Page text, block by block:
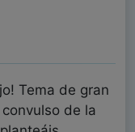
Tema de gran
de la